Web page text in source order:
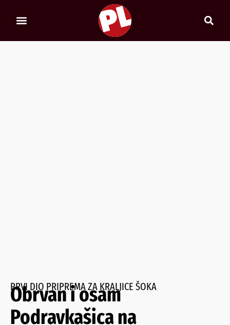
PRVI DIO PRIPREMA ZA KRALJICE ŠOKA
Obrvan i osam
Podravkašica na